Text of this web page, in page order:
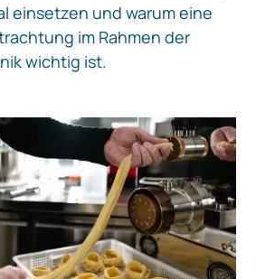
einsetzen und warum eine
im Rahmen der
wichtig ist.